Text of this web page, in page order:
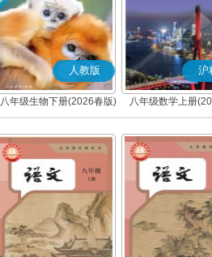
人教版
八年级生物下册(2026春版)
沪
八年级数学上册